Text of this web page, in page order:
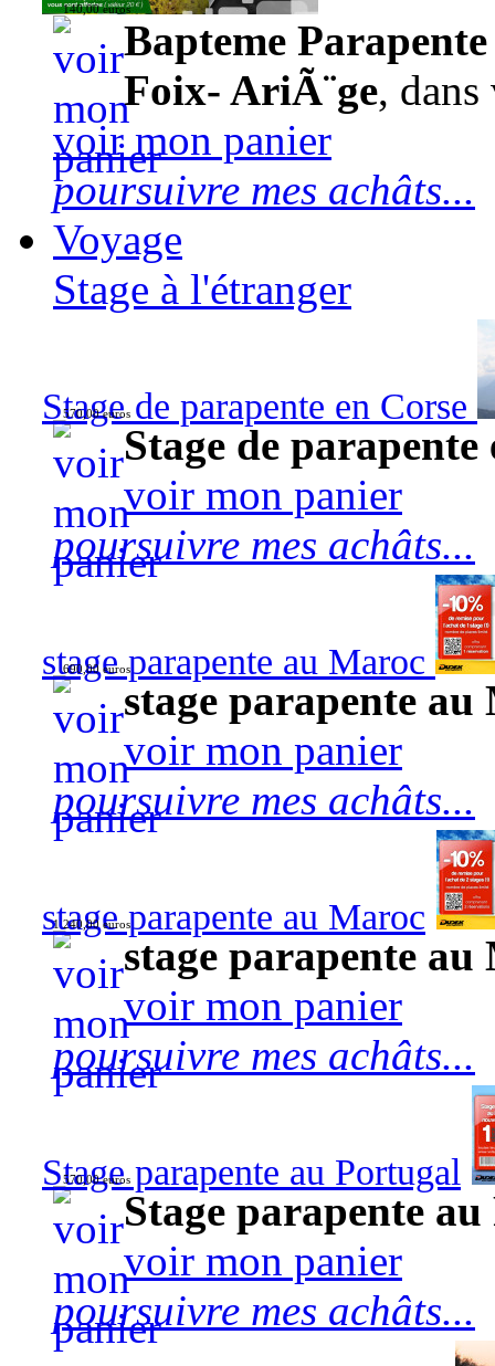
140,00 euros
Bapteme
Foix- AriÃ¨ge,
voir mon panier
poursuivre mes achâts...
Voyage
Stage à l'étranger
Stage de parapente en Corse
570,00 euros
Stage de
voir mon panier
poursuivre mes achâts...
stage parapente au Maroc
690,00 euros
stage parapente
voir mon panier
poursuivre mes achâts...
stage parapente au Maroc
1 240,00 euros
stage parapente au
voir mon panier
poursuivre mes achâts...
Stage parapente au Portugal
570,00 euros
Stage parapente
voir mon panier
poursuivre mes achâts...